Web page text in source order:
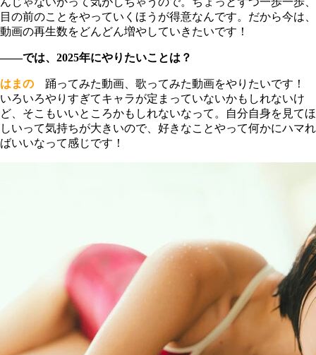
目の前のことをやっていくほうが得意なんです。だから今は、
動画の再生数をどんどん増やしていきたいです！
――では、2025年にやりたいことは？
はまの 踊ってみた動画、歌ってみた動画をやりたいです！
いろいろやりすぎてキャラが定まっていないかもしれないけ
ど、そこもいいところかもしれないなって。自分自身を見てほ
しいって気持ちが大きいので、好きなことやって何かにハマれ
ばいいなって感じです！